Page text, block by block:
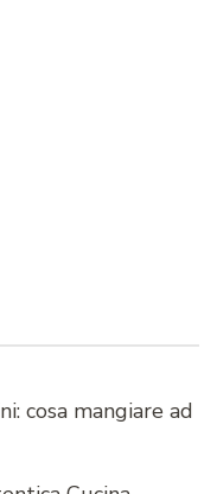
cosa mangiare ad